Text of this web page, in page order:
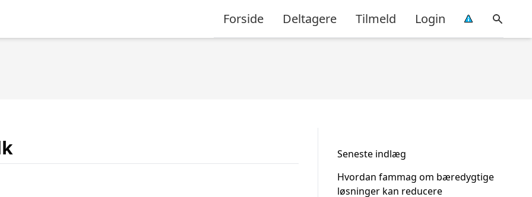
Forside Deltagere Tilmeld Login
Seneste indlæg
Hvordan fammag om bæredygtige
løsninger kan reducere